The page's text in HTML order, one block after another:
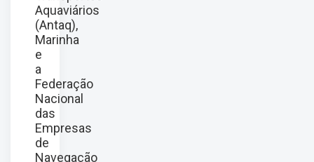
Aquaviários
(Antaq),
Marinha
e
a
Federação
Nacional
das
Empresas
de
Navegação